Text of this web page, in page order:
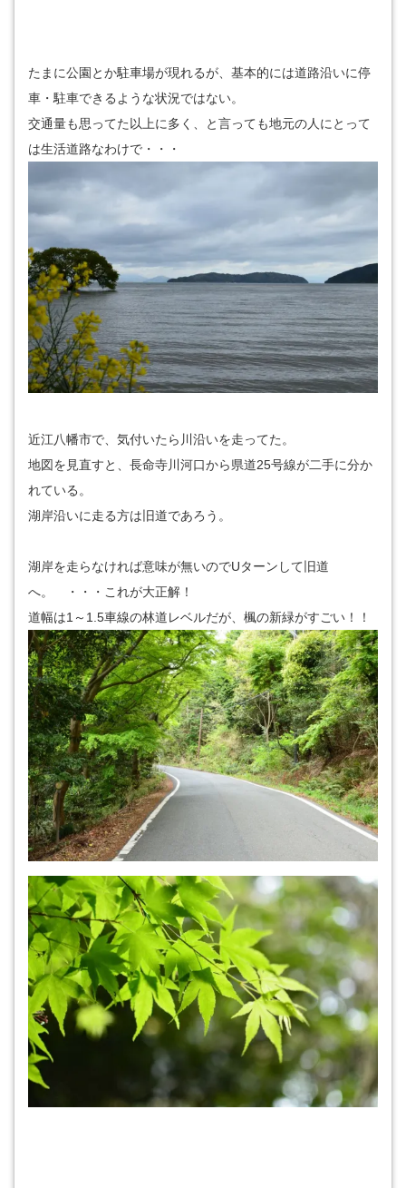
たまに公園とか駐車場が現れるが、基本的には道路沿いに停
車・駐車できるような状況ではない。
交通量も思ってた以上に多く、と言っても地元の人にとって
は生活道路なわけで・・・
近江八幡市で、気付いたら川沿いを走ってた。
地図を見直すと、長命寺川河口から県道25号線が二手に分か
れている。
湖岸沿いに走る方は旧道であろう。
湖岸を走らなければ意味が無いのでUターンして旧道
へ。 ・・・これが大正解！
道幅は1～1.5車線の林道レベルだが、楓の新緑がすごい！！